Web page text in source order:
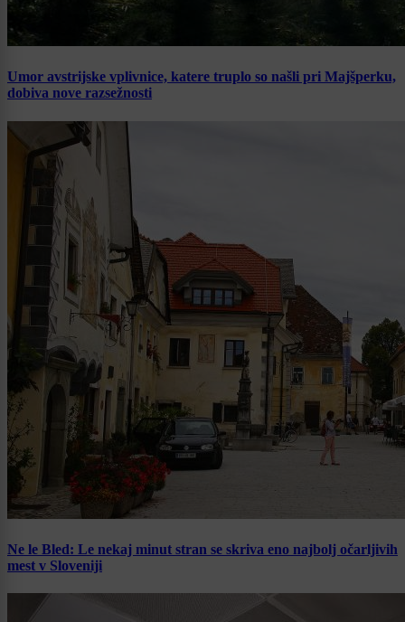
Umor avstrijske vplivnice, katere truplo so našli pri Majšperku,
dobiva nove razsežnosti
Ne le Bled: Le nekaj minut stran se skriva eno najbolj očarljivih
mest v Sloveniji